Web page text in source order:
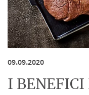
09.09.2020
I BENEFICI